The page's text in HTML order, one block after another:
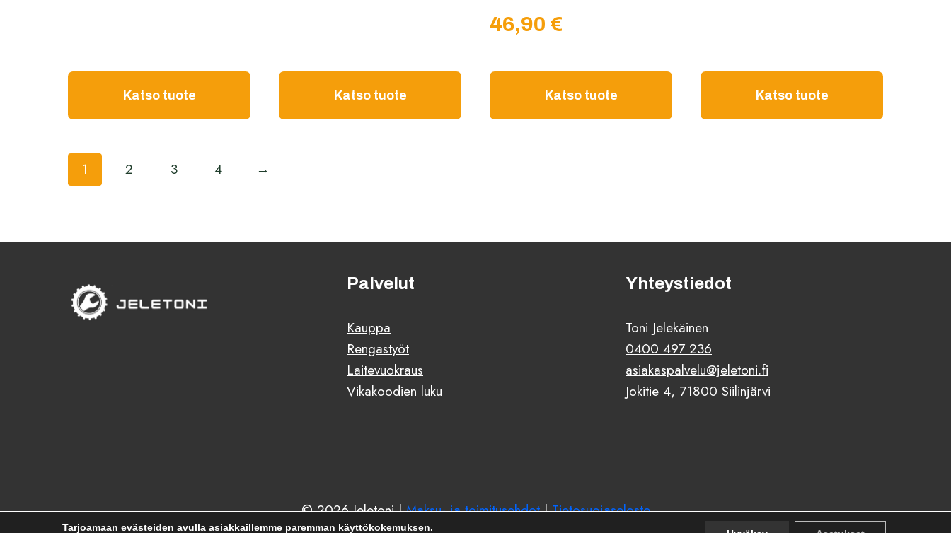
Katso tuote Katso tuote
46,90 €
Katso tuote Katso tuote
1 2 3 4 →
Palvelut
Kauppa
Rengastyöt
Laitevuokraus
Vikakoodien luku
Yhteystiedot
Toni Jelekäinen
0400 497 236
asiakaspalvelu@jeletoni.fi
Jokitie 4, 71800 Siilinjärvi
© 2026 Jeletoni |Maksu- ja toimitusehdot|Tietosuojaseloste
Tarjoamaan evästeiden avulla asiakkaillemme paremman käyttökokemuksen.